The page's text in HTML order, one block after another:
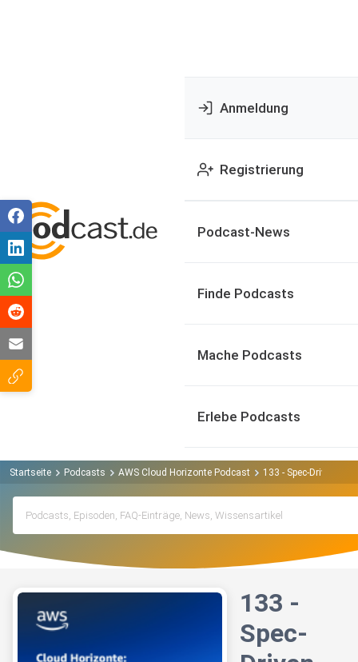
Anmeldung
Registrierung
Podcast-News
Finde Podcasts
Mache Podcasts
Erlebe Podcasts
Startseite Podcasts AWS Cloud Horizonte Podcast 133 - Spec-Driven
133 -
Spec-